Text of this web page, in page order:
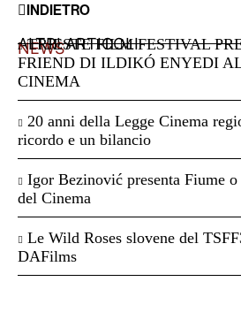
INDIETRO
ALTRI ARTICOLI
NEWS
TRIESTE FILM FESTIVAL
FRIEND DI ILDIKÓ ENYEDI
CINEMA
20 anni della Legge Cinema
ricordo e un bilancio
Igor Bezinović presenta Fiume
del Cinema
Le Wild Roses slovene del
DAFilms